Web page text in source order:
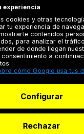
Registrarse
experiencia
cookies y otras
tu experiencia de
contenidos
para analizar el
de donde llegan
consentimiento a
cómo Google usa tus
Configurar
Rechazar